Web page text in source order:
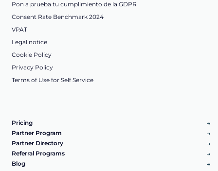
Pon a prueba tu cumplimiento de la GDPR
Consent Rate Benchmark 2024
VPAT
Legal notice
Cookie Policy
Privacy Policy
Terms of Use for Self Service
Pricing
Partner Program
Partner Directory
Referral Programs
Blog